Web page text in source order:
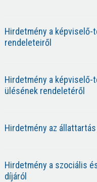
Hirdetmény a
rendeleteiről
Hirdetmény a
ülésének rendeletéről
Hirdetmény az
Hirdetmény a szociális
díjáról